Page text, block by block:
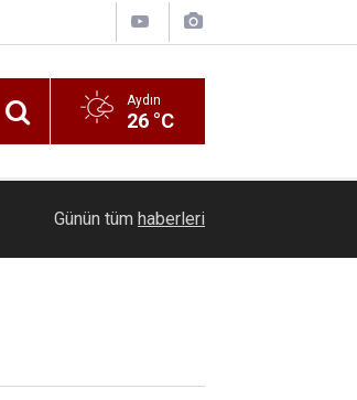
Aydın
26 °C
Ölmeye görGünün tüm haberleri